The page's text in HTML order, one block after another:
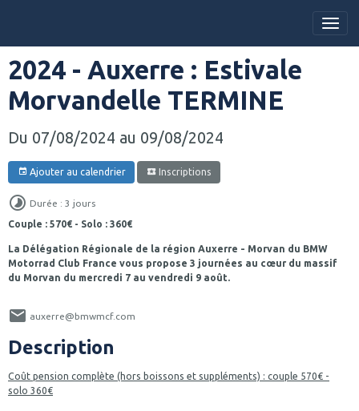
2024 - Auxerre : Estivale
Morvandelle TERMINE
Du 07/08/2024 au 09/08/2024
Ajouter au calendrier Inscriptions
Durée : 3 jours
Couple : 570€ - Solo : 360€
La Délégation Régionale de la région Auxerre - Morvan du BMW
Motorrad Club France vous propose 3 journées au cœur du massif
du Morvan du mercredi 7 au vendredi 9 août.
auxerre@bmwmcf.com
Description
Coût pension complète (hors boissons et suppléments) : couple 570€ -
solo 360€